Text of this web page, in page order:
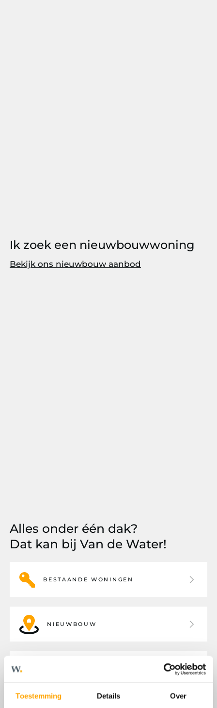
Toestemming Details Over
Ik zoek een nieuwbouwwoning
Bekijk ons nieuwbouw aanbod
Alles onder één dak?
Dat kan bij Van de Water!
BESTAANDE WONINGEN
NIEUWBOUW